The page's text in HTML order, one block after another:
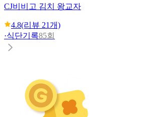
CJ비비고 김치 왕교자
4.8(리뷰 21개)
·식단기록85회